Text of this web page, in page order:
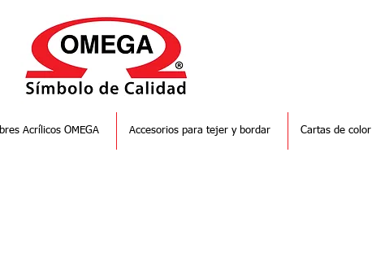
Acrílicos OMEGA Accesorios para tejer y bordar Cartas de color